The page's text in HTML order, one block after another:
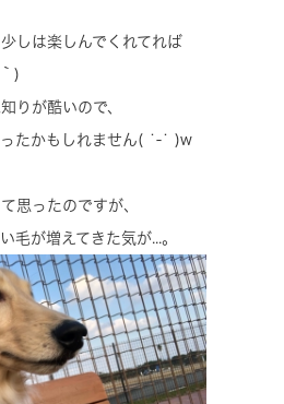
しは楽しんでくれてれば
)
りが酷いので、
たかもしれません( ˙-˙ )w
思ったのですが、
毛が増えてきた気が...。